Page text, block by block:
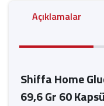
Açıklamalar
Shiffa Home
69,6 Gr 60